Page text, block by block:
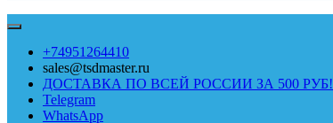
+74951264410
sales@tsdmaster.ru
ДОСТАВКА ПО ВСЕЙ РОССИИ ЗА 500 РУБ!
Telegram
WhatsApp